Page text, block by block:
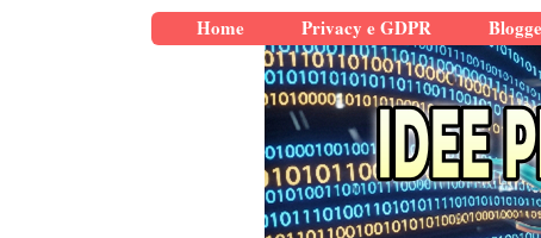
Home Privacy e GDPR